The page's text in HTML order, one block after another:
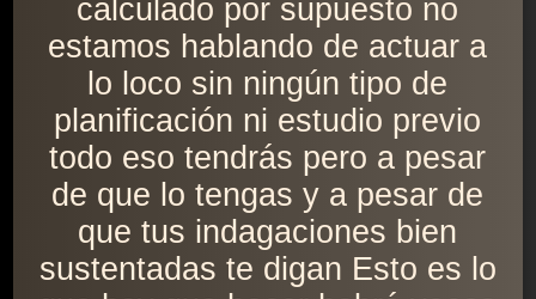
calculado por supuesto no
estamos hablando de actuar a
lo loco sin ningún tipo de
planificación ni estudio previo
todo eso tendrás pero a pesar
de que lo tengas y a pesar de
que tus indagaciones bien
sustentadas te digan Esto es lo